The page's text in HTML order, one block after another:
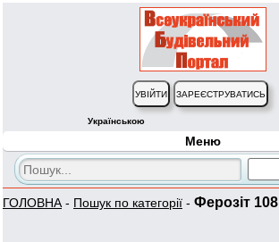
Українською
Меню
ГОЛОВНА - Пошук по категорії - Ферозіт 108